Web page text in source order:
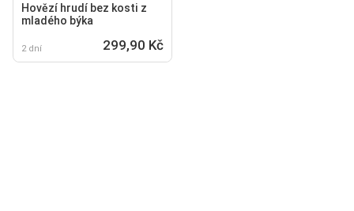
Hovězí hrudí bez kosti z
mladého býka
2 dní 299,90 Kč